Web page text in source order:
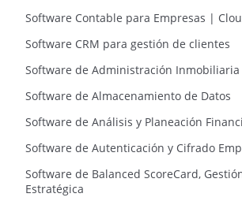
Software Contable para Empresas |
Software CRM para gestión de clientes
Software de Administración
Software de Almacenamiento de Datos
Software de Análisis y Planeación
Software de Autenticación y Cifrado
Software de Balanced ScoreCard,
Estratégica